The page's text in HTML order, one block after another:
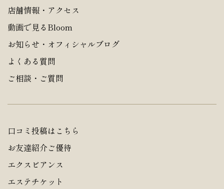
店舗情報・アクセス
動画で見るBloom
お知らせ・オフィシャルブログ
よくある質問
ご相談・ご質問
口コミ投稿はこちら
お友達紹介ご優待
エクスビアンス
エステチケット